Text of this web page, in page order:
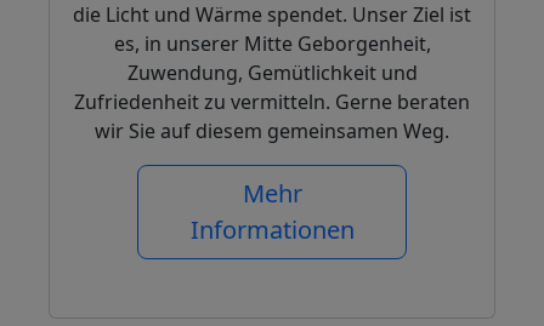
die Licht und Wärme spendet. Unser Ziel ist
es, in unserer Mitte Geborgenheit,
Zuwendung, Gemütlichkeit und
Zufriedenheit zu vermitteln. Gerne beraten
wir Sie auf diesem gemeinsamen Weg.
Mehr
Informationen